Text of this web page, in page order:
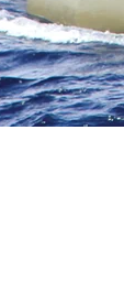
& hilfe